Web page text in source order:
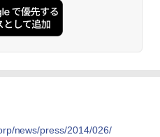
news/press/2014/026/